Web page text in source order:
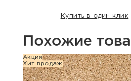
Купить в один клик
Похожие
Акция
Хит продаж